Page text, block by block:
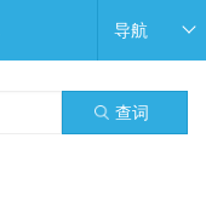
导航
查词